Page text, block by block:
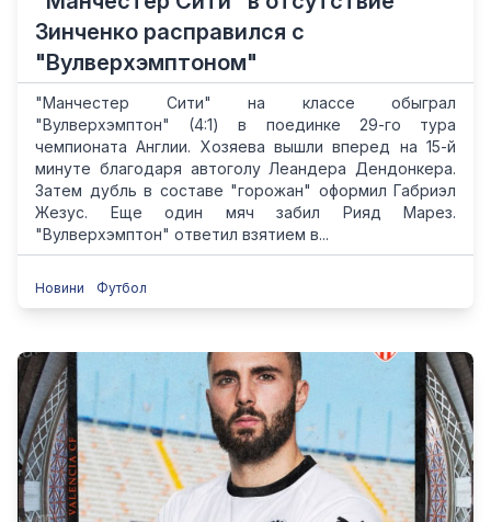
Зинченко расправился с
"Вулверхэмптоном"
"Манчестер Сити" на классе обыграл
"Вулверхэмптон" (4:1) в поединке 29-го тура
чемпионата Англии. Хозяева вышли вперед на 15-й
минуте благодаря автоголу Леандера Дендонкера.
Затем дубль в составе "горожан" оформил Габриэл
Жезус. Еще один мяч забил Рияд Марез.
"Вулверхэмптон" ответил взятием в...
Новини Футбол